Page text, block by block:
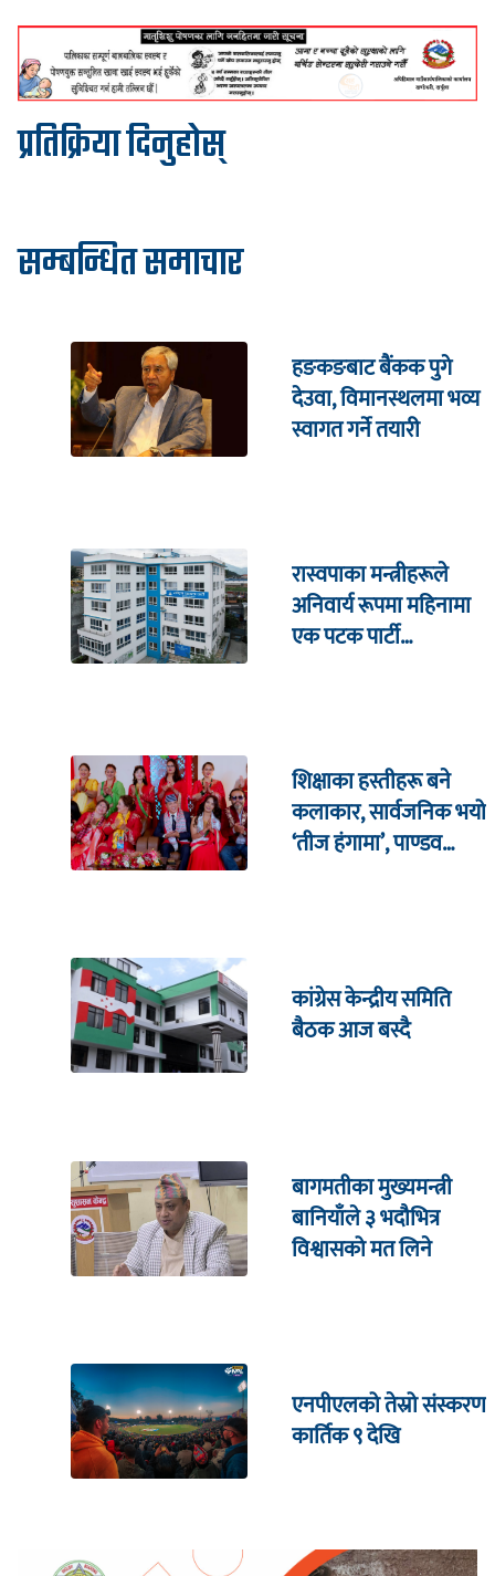
प्रतिक्रिया दिनुहोस्
सम्बन्धित समाचार
हङकङबाट बैंकक पुगे
देउवा, विमानस्थलमा भव्य
स्वागत गर्ने तयारी
रास्वपाका मन्त्रीहरूले
अनिवार्य रूपमा महिनामा
एक पटक पार्टी
शिक्षाका हस्तीहरू बने
कलाकार, सार्वजनिक भयो
‘तीज हंगामा’, पाण्डव
कांग्रेस केन्द्रीय समिति
बैठक आज बस्दै
बागमतीका मुख्यमन्त्री
बानियाँले ३ भदौभित्र
विश्वासको मत लिने
एनपीएलको तेस्रो संस्करण
कार्तिक ९ देखि